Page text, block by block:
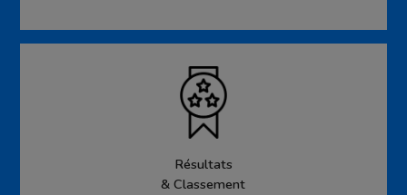
Résultats
& Classement